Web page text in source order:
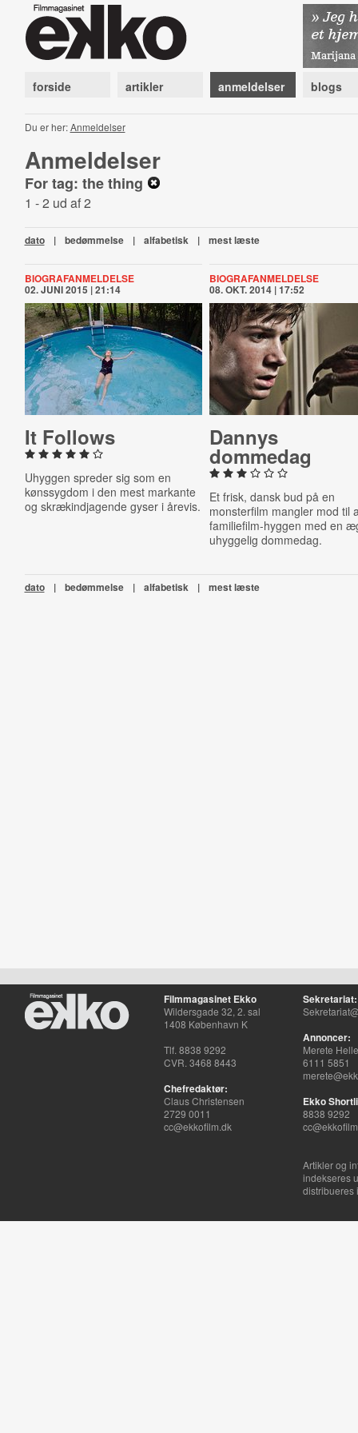
forside artikler anmeldelser blogs
Du er her:Anmeldelser
Anmeldelser
For tag: the thing
1 - 2 ud af 2
dato | bedømmelse | alfabetisk | mest læste
BIOGRAFANMELDELSE
02. JUNI 2015 | 21:14
It Follows
Uhyggen spreder sig som en
kønssygdom i den mest markante
og skrækindjagende gyser i årevis.
BIOGRAFANMELDELSE
08. OKT. 2014 | 17:52
Dannys
dommedag
Et frisk, dansk bud på en
monsterfilm mangler mod til
familiefilm-hyggen med en
uhyggelig dommedag.
dato | bedømmelse | alfabetisk | mest læste
Filmmagasinet Ekko
Wildersgade 32, 2. sal
1408 København K
Tlf. 8838 9292
CVR. 3468 8443
Chefredaktør:
Claus Christensen
2729 0011
cc@ekkofilm.dk
Sekretariat:
Annoncer:
Merete
6111 5851
Ekko
8838 9292
Artikler og
indekseres
distribueres